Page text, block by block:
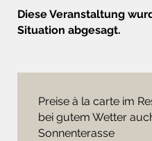
Diese Veranstaltung
Situation abgesagt.
Preise à la carte im
bei gutem Wetter
Sonnenterasse